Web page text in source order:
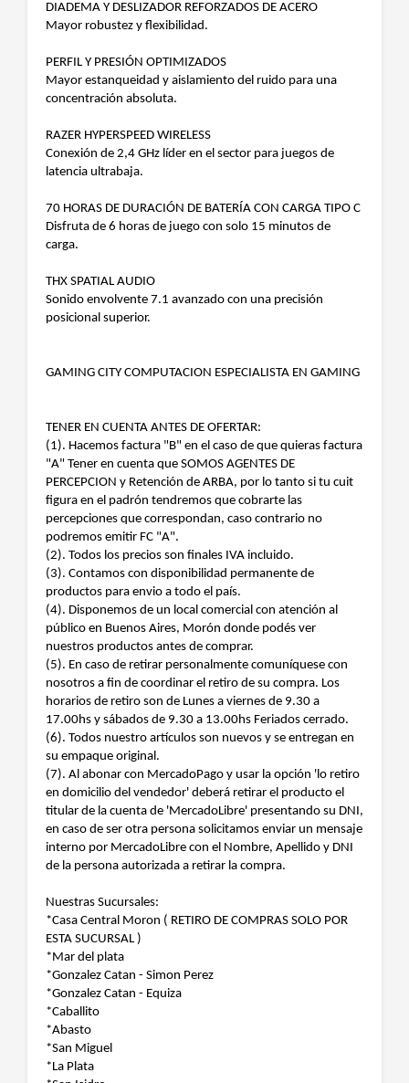
DIADEMA Y DESLIZADOR REFORZADOS DE ACERO
Mayor robustez y flexibilidad.
PERFIL Y PRESIÓN OPTIMIZADOS
Mayor estanqueidad y aislamiento del ruido para una
concentración absoluta.
RAZER HYPERSPEED WIRELESS
Conexión de 2,4 GHz líder en el sector para juegos de
latencia ultrabaja.
70 HORAS DE DURACIÓN DE BATERÍA CON CARGA TIPO C
Disfruta de 6 horas de juego con solo 15 minutos de
carga.
THX SPATIAL AUDIO
Sonido envolvente 7.1 avanzado con una precisión
posicional superior.
GAMING CITY COMPUTACION ESPECIALISTA EN GAMING
TENER EN CUENTA ANTES DE OFERTAR:
(1). Hacemos factura "B" en el caso de que quieras factura
"A" Tener en cuenta que SOMOS AGENTES DE
PERCEPCION y Retención de ARBA, por lo tanto si tu cuit
figura en el padrón tendremos que cobrarte las
percepciones que correspondan, caso contrario no
podremos emitir FC "A".
(2). Todos los precios son finales IVA incluido.
(3). Contamos con disponibilidad permanente de
productos para envio a todo el país.
(4). Disponemos de un local comercial con atención al
público en Buenos Aires, Morón donde podés ver
nuestros productos antes de comprar.
(5). En caso de retirar personalmente comuníquese con
nosotros a fin de coordinar el retiro de su compra. Los
horarios de retiro son de Lunes a viernes de 9.30 a
17.00hs y sábados de 9.30 a 13.00hs Feriados cerrado.
(6). Todos nuestro artículos son nuevos y se entregan en
su empaque original.
(7). Al abonar con MercadoPago y usar la opción 'lo retiro
en domicilio del vendedor' deberá retirar el producto el
titular de la cuenta de 'MercadoLibre' presentando su DNI,
en caso de ser otra persona solicitamos enviar un mensaje
interno por MercadoLibre con el Nombre, Apellido y DNI
de la persona autorizada a retirar la compra.
Nuestras Sucursales:
*Casa Central Moron ( RETIRO DE COMPRAS SOLO POR
ESTA SUCURSAL )
*Mar del plata
*Gonzalez Catan - Simon Perez
*Gonzalez Catan - Equiza
*Caballito
*Abasto
*San Miguel
*La Plata